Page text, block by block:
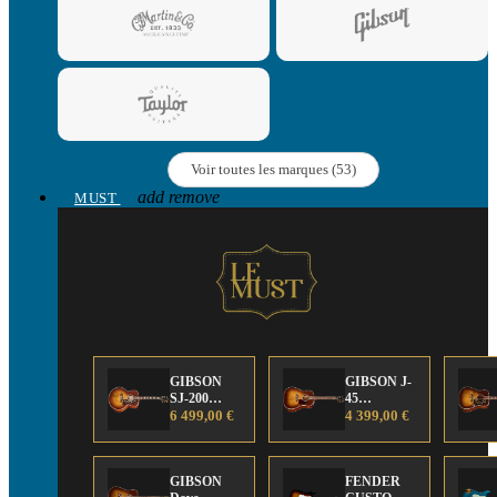
Voir toutes les marques (53)
MUST
add remove
GIBSON
SJ-200
Anniversary
Edition
6 499,00 €
GIBSON J-
45
Anniversary
Edition
4 399,00 €
GIBSON
FENDER